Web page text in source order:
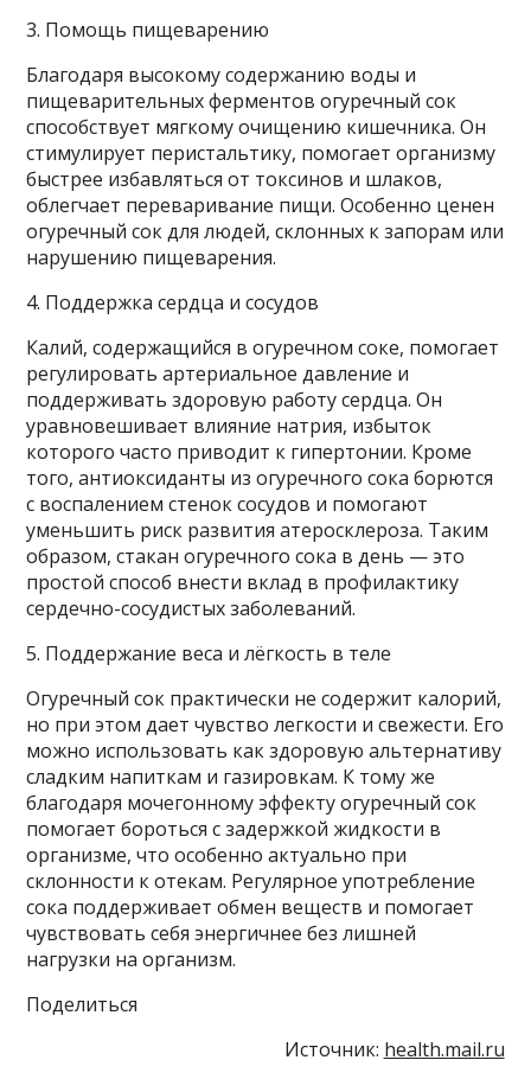
3. Помощь пищеварению
Благодаря высокому содержанию воды и
пищеварительных ферментов огуречный сок
способствует мягкому очищению кишечника. Он
стимулирует перистальтику, помогает организму
быстрее избавляться от токсинов и шлаков,
облегчает переваривание пищи. Особенно ценен
огуречный сок для людей, склонных к запорам или
нарушению пищеварения.
4. Поддержка сердца и сосудов
Калий, содержащийся в огуречном соке, помогает
регулировать артериальное давление и
поддерживать здоровую работу сердца. Он
уравновешивает влияние натрия, избыток
которого часто приводит к гипертонии. Кроме
того, антиоксиданты из огуречного сока борются
с воспалением стенок сосудов и помогают
уменьшить риск развития атеросклероза. Таким
образом, стакан огуречного сока в день — это
простой способ внести вклад в профилактику
сердечно-сосудистых заболеваний.
5. Поддержание веса и лёгкость в теле
Огуречный сок практически не содержит калорий,
но при этом дает чувство легкости и свежести. Его
можно использовать как здоровую альтернативу
сладким напиткам и газировкам. К тому же
благодаря мочегонному эффекту огуречный сок
помогает бороться с задержкой жидкости в
организме, что особенно актуально при
склонности к отекам. Регулярное употребление
сока поддерживает обмен веществ и помогает
чувствовать себя энергичнее без лишней
нагрузки на организм.
Поделиться
Источник: health.mail.ru